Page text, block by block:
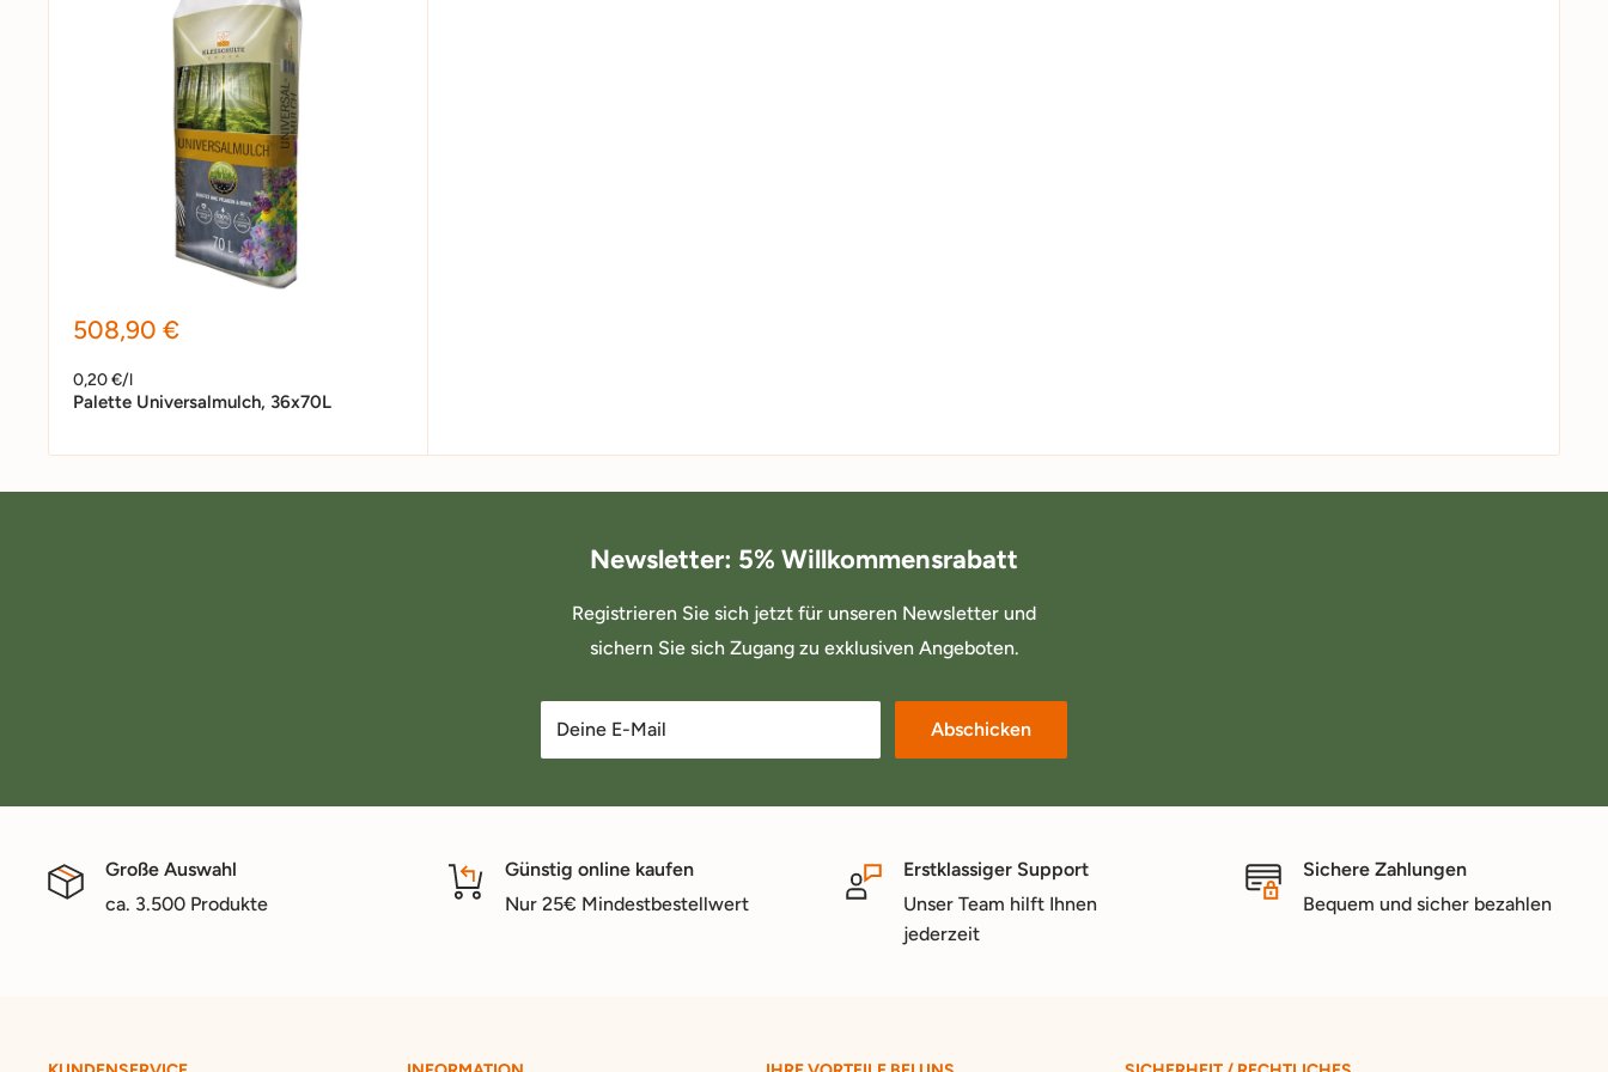
Sonderpreis
508,90 €
0,20 €/l
Palette Universalmulch, 36x70L
Newsletter: 5% Willkommensrabatt
Registrieren Sie sich jetzt für unseren Newsletter und
sichern Sie sich Zugang zu exklusiven Angeboten.
Deine E-Mail Abschicken
Große Auswahl
ca. 3.500 Produkte
Günstig online kaufen
Nur 25€ Mindestbestellwert
Erstklassiger Support
Unser Team hilft Ihnen
jederzeit
Sichere Zahlungen
Bequem und sicher bezahlen